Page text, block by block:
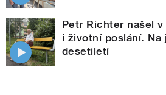
Petr Richter našel v
i životní poslání.
desetiletí